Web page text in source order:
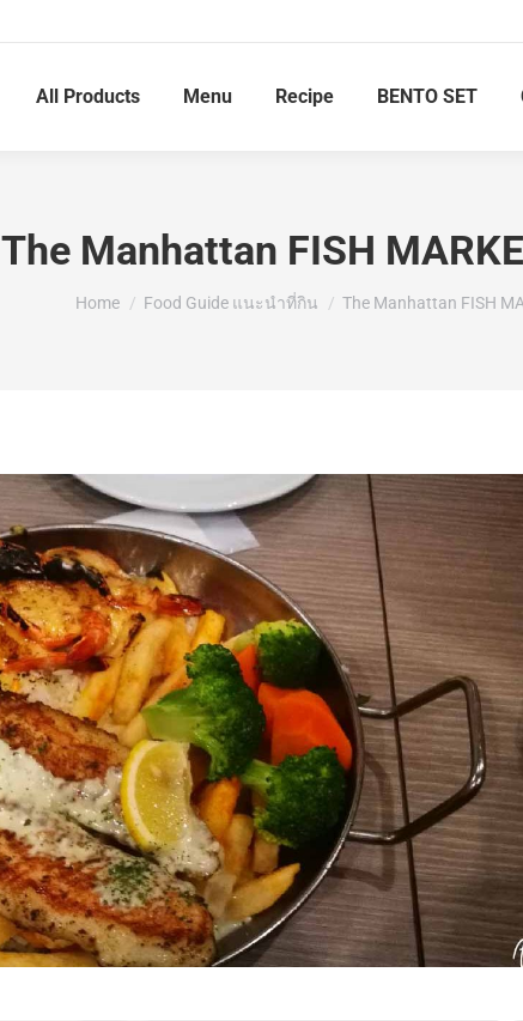
All Products Menu Recipe BENTO SET
The Manhattan FISH
You are here:
Home Food Guide แนะนำที่กิน The Manhattan FISH